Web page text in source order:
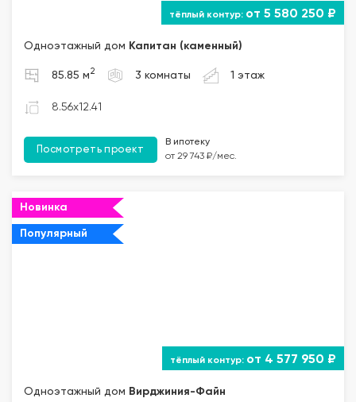
от 5 580 250 ₽
Одноэтажный дом Капитан (каменный)
85.85 м 2 3 комнаты 1 этаж
8.56x12.41
Посмотреть проект
В ипотеку
от 29 743 ₽/мес.
Новинка
Популярный
от 4 577 950 ₽
Одноэтажный дом Вирджиния-Файн